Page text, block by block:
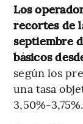
Los
recortes de
septiembre
básicos
según los
una tasa
3,50%-3,75%.